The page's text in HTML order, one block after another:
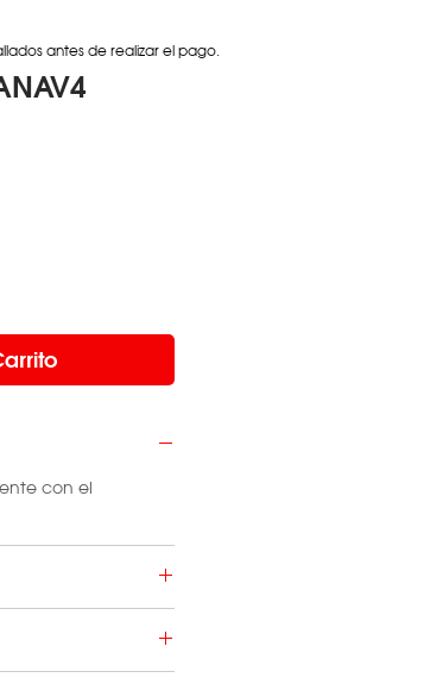
con el
tarjeta de
de RapiPago o
antes de realizar el pago.